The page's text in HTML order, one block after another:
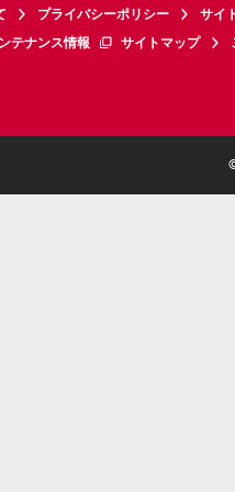
プライバシーポリシー
サイ
テナンス情報 サイトマップ